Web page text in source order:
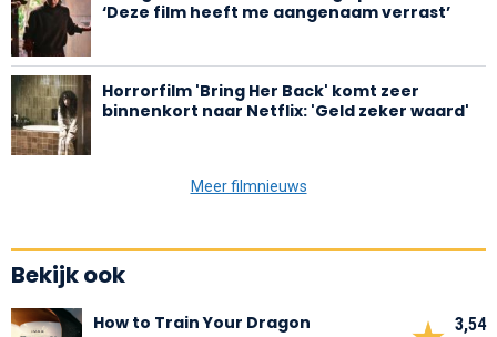
‘Deze film heeft me aangenaam verrast’
Horrorfilm 'Bring Her Back' komt zeer
binnenkort naar Netflix: 'Geld zeker waard'
Meer filmnieuws
Bekijk ook
3,54
How to Train Your Dragon